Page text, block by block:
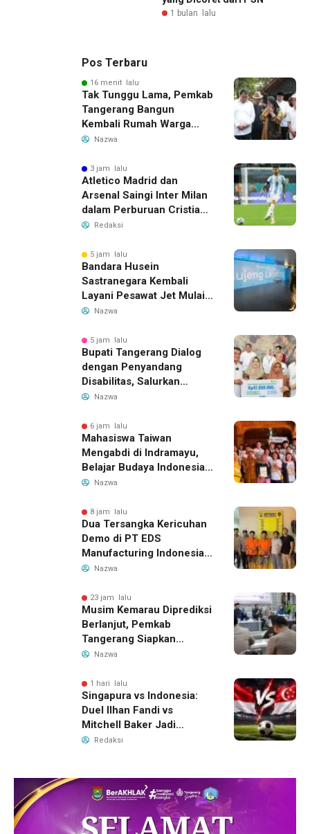
1 bulan lalu
Pos Terbaru
16 menit lalu
Tak Tunggu Lama, Pemkab
Tangerang Bangun
Kembali Rumah Warga
yang Roboh Akibat Puting
Nazwa
3 jam lalu
Atletico Madrid dan
Arsenal Saingi Inter Milan
dalam Perburuan Cristian
Romero, Transfer Bek
Redaksi
5 jam lalu
Bandara Husein
Sastranegara Kembali
Layani Pesawat Jet Mulai
14 Agustus 2026, Garuda
Bandung-Denpasar
Nazwa
5 jam lalu
Bupati Tangerang Dialog
dengan Penyandang
Disabilitas, Salurkan
Bantuan dan Tampung
Nazwa
6 jam lalu
Mahasiswa Taiwan
Mengabdi di Indramayu,
Belajar Budaya Indonesia
dan Edukasi Pekerja
Nazwa
8 jam lalu
Dua Tersangka Kericuhan
Demo di PT EDS
Manufacturing Indonesia
Ditahan, Polda Banten
Pengelolaan Limbah
Nazwa
23 jam lalu
Musim Kemarau Diprediksi
Berlanjut, Pemkab
Tangerang Siapkan
Langkah Antisipasi Krisis
Nazwa
1 hari lalu
Singapura vs Indonesia:
Duel Ilhan Fandi vs
Mitchell Baker Jadi
Sorotan di Piala AFF 2026
Redaksi